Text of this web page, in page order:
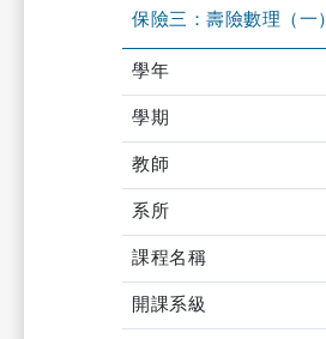
保險三：壽險數理（一
學年
學期
教師
系所
課程名稱
開課系級